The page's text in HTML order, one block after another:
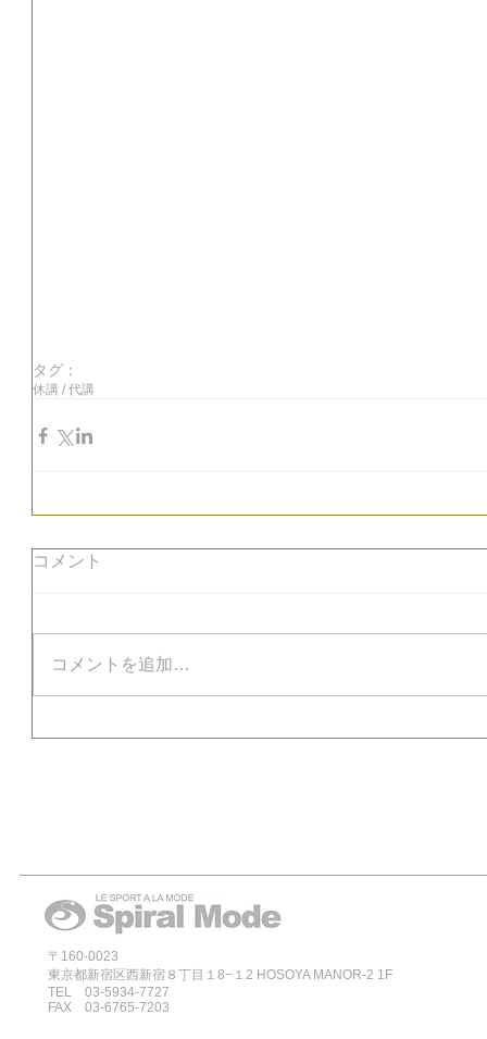
タグ：
休講 / 代講
コメント
コメントを追加…
〒160-0023
東京都新宿区西新宿８丁目１8−１2 HOSOYA MANOR-2 1F
TEL 03-5934-7727
FAX 03-6765-7203